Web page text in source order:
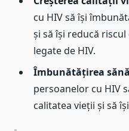
cu HIV să își
și să își reducă
legate de HIV.
Îmbunătățirea
persoanelor cu HIV
calitatea vieții și să